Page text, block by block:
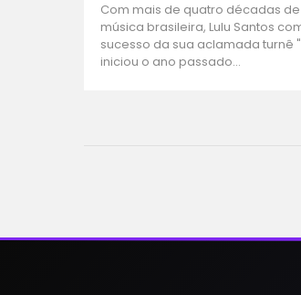
Com mais de quatro décadas
música brasileira, Lulu Santos
sucesso da sua aclamada turnê
iniciou o ano passado...